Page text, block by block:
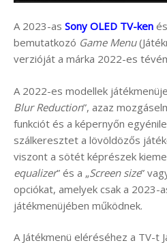
A 2023-as Sony OLED TV-ken és
bemutatkozó Game Menu
verzióját a márka 2022-es
A 2022-es modellek
Blur Reduction”, azaz
funkciót és a képernyőn
szálkeresztet a lövöldözős
viszont a sötét képrészek
equalizer” és a „Screen size”
opciókat, amelyek csak a 2023-
játékmenüjében működnek.
A Játékmenü eléréséhez a TV-t